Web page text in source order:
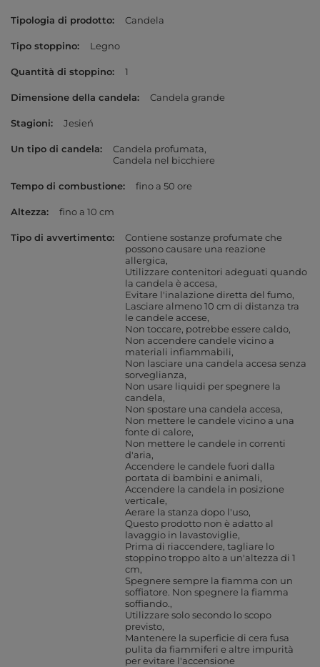
Tipologia di prodotto Candela
Tipo stoppino Legno
Quantità di stoppino 1
Dimensione della candela Candela grande
Stagioni Jesień
Un tipo di candela
Candela profumata
Candela nel bicchiere
Tempo di combustione fino a 50 ore
Altezza fino a 10 cm
Tipo di avvertimento
Contiene sostanze profumate che
possono causare una reazione
allergica
Utilizzare contenitori adeguati quando
la candela è accesa
Evitare l'inalazione diretta del fumo
Lasciare almeno 10 cm di distanza tra
le candele accese
Non toccare, potrebbe essere caldo
Non accendere candele vicino a
materiali infiammabili
Non lasciare una candela accesa senza
sorveglianza
Non usare liquidi per spegnere la
candela
Non spostare una candela accesa
Non mettere le candele vicino a una
fonte di calore
Non mettere le candele in correnti
d'aria
Accendere le candele fuori dalla
portata di bambini e animali
Accendere la candela in posizione
verticale
Aerare la stanza dopo l'uso
Questo prodotto non è adatto al
lavaggio in lavastoviglie
Prima di riaccendere, tagliare lo
stoppino troppo alto a un'altezza di 1
cm
Spegnere sempre la fiamma con un
soffiatore. Non spegnere la fiamma
soffiando.
Utilizzare solo secondo lo scopo
previsto
Mantenere la superficie di cera fusa
pulita da fiammiferi e altre impurità
per evitare l'accensione